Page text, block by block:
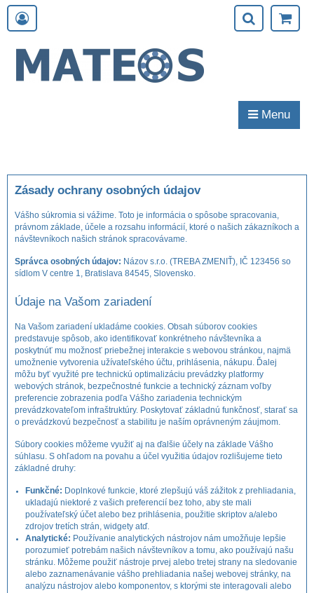
Menu
Zásady ochrany osobných údajov
Vášho súkromia si vážime. Toto je informácia o spôsobe spracovania,
právnom základe, účele a rozsahu informácií, ktoré o našich zákazníkoch a
návštevníkoch našich stránok spracovávame.
Správca osobných údajov: Názov s.r.o. (TREBA ZMENIŤ), IČ 123456 so
sídlom V centre 1, Bratislava 84545, Slovensko.
Údaje na Vašom zariadení
Na Vašom zariadení ukladáme cookies. Obsah súborov cookies
predstavuje spôsob, ako identifikovať konkrétneho návštevníka a
poskytnúť mu možnosť priebežnej interakcie s webovou stránkou, najmä
umožnenie vytvorenia užívateľského účtu, prihlásenia, nákupu. Ďalej
môžu byť využité pre technickú optimalizáciu prevádzky platformy
webových stránok, bezpečnostné funkcie a technický záznam voľby
preferencie zobrazenia podľa Vášho zariadenia technickým
prevádzkovateľom infraštruktúry. Poskytovať základnú funkčnosť, starať sa
o prevádzkovú bezpečnosť a stabilitu je naším oprávneným záujmom.
Súbory cookies môžeme využiť aj na ďalšie účely na základe Vášho
súhlasu. S ohľadom na povahu a účel využitia údajov rozlišujeme tieto
základné druhy:
Funkčné: Doplnkové funkcie, ktoré zlepšujú váš zážitok z prehliadania,
ukladajú niektoré z vašich preferencií bez toho, aby ste mali
používateľský účet alebo bez prihlásenia, použitie skriptov a/alebo
zdrojov tretích strán, widgety atď.
Analytické: Používanie analytických nástrojov nám umožňuje lepšie
porozumieť potrebám našich návštevníkov a tomu, ako používajú našu
stránku. Môžeme použiť nástroje prvej alebo tretej strany na sledovanie
alebo zaznamenávanie vášho prehliadania našej webovej stránky, na
analýzu nástrojov alebo komponentov, s ktorými ste interagovali alebo